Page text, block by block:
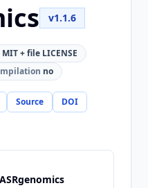
v1.1.6
MIT + file LICENSE
no
Source
DOI